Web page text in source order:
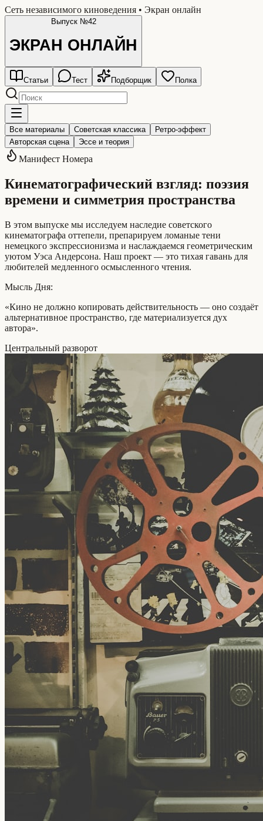
Сеть независимого киноведения • Экран онлайн
Выпуск №42
ЭКРАН ОНЛАЙН
Статьи Тест Подборщик Полка
Все материалы Советская классика
Ретро-эффект
Авторская сцена
Эссе и теория
Манифест Номера
Кинематографический взгляд: поэзия
времени и симметрия пространства
В этом выпуске мы исследуем наследие советского
кинематографа оттепели, препарируем ломаные тени
немецкого экспрессионизма и наслаждаемся геометрическим
уютом Уэса Андерсона. Наш проект — это тихая гавань для
любителей медленного осмысленного чтения.
Мысль Дня:
«Кино не должно копировать действительность — оно создаёт
альтернативное пространство, где материализуется дух
автора».
Центральный разворот